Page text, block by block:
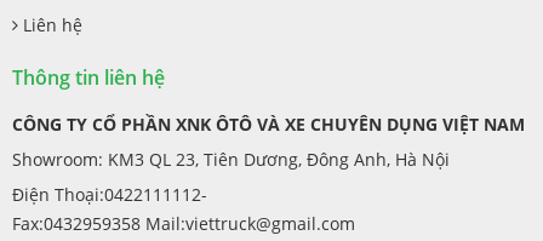
Liên hệ
Thông tin liên hệ
CÔNG TY CỔ PHẦN XNK ÔTÔ VÀ XE CHUYÊN DỤNG VIỆT NAM
Showroom: KM3 QL 23, Tiên Dương, Đông Anh, Hà Nội
Điện Thoại:0422111112-
Fax:0432959358 Mail:viettruck@gmail.com